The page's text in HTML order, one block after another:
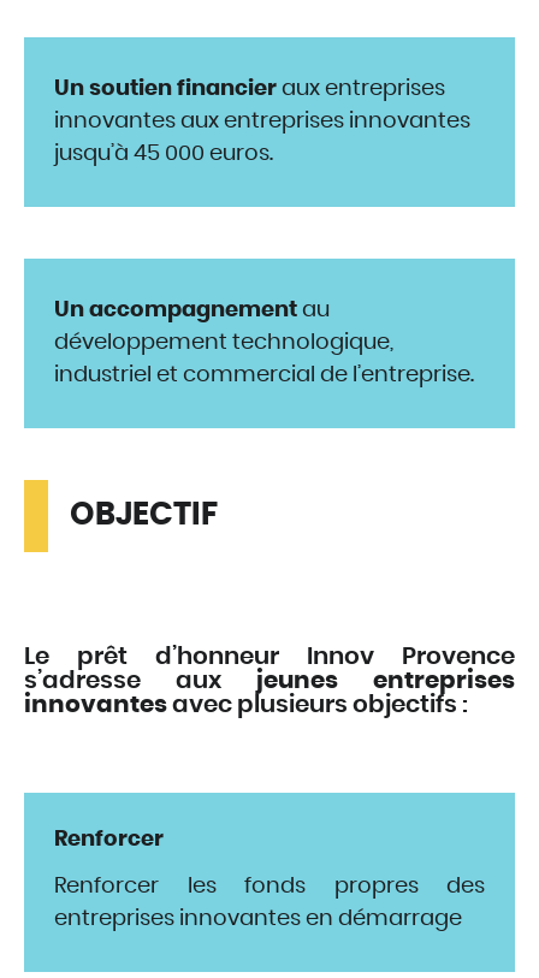
Un soutien financier aux entreprises
innovantes aux entreprises innovantes
jusqu’à 45 000 euros.
Un accompagnement au
développement technologique,
industriel et commercial de l’entreprise.
OBJECTIF
Le prêt d’honneur Innov Provence
s’adresse aux jeunes entreprises
innovantes avec plusieurs objectifs :
Renforcer
Renforcer les fonds propres des
entreprises innovantes en démarrage